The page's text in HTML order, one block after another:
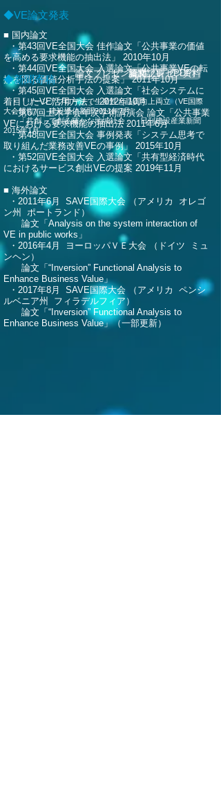
◆VE論文発表
■ 国内論文
・第43回VE全国大会 佳作論文「公共事業の価値
を高める要求機能の抽出法」 2010年10月
・第44回VE全国大会 入選論文「公共事業VEの転
換を図る価値分析手法の提案」 2011年10月
・第45回VE全国大会 入選論文「社会システムに
着目したVE活用方法」 2012年10月
・第67回土木学会年次学術講演会 論文「公共事業
VEにおける要求機能の抽出法 2011年6月
・第48回VE全国大会 事例発表「システム思考で
取り組んだ業務改善VEの事例」 2015年10月
・第52回VE全国大会 入選論文「共有型経済時代
におけるサービス創出VEの提案 2019年11月
■ 海外論文
・2011年6月 SAVE国際大会 （アメリカ オレゴ
ン州 ポートランド）
論文「Analysis on the system interaction of
VE in public works」
・ 2016年4月 ヨーロッパ ＶＥ大会 （ドイツ ミュ
ンヘン）
論文「“Inversion” Functional Analysis to
Enhance Business Value」
・ 2017年8月 SAVE国際大会 （ アメリカ ペンシ
ルベニア州 フィラデルフィア）
論文「“Inversion” Functional Analysis to
Enhance Business Value」（一部更新）
論文プレゼン資料論文プレゼン資料
◆新聞寄稿
・「リーンアプローチで生産性と品質向上両立（VE国際
大会報告）」建設通信新聞2011年7月
・「共創」で創る確かな地域社会」 日刊建設産業新聞
2015年1月
新聞記事（PDF）